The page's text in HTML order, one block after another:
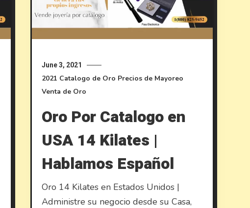
June 3, 2021
2021 Catalogo de Oro Precios de Mayoreo
Venta de Oro
Oro Por Catalogo en
USA 14 Kilates |
Hablamos Español
Oro 14 Kilates en Estados Unidos |
Administre su negocio desde su Casa,